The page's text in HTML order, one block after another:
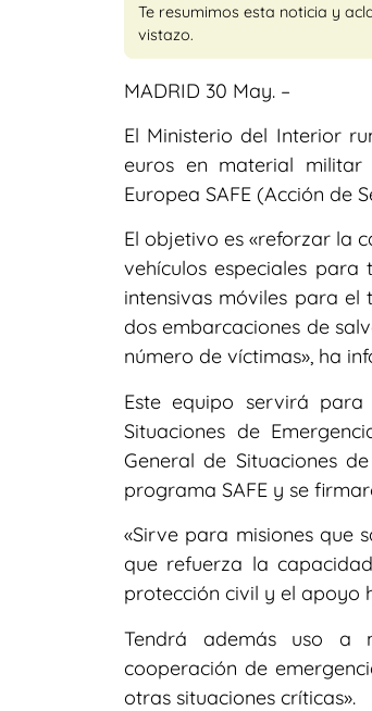
Te resumimos esta noticia y
vistazo.
MADRID 30 May. –
El Ministerio del Interior
euros en material
Europea SAFE (Acción de
El objetivo es «reforzar la
vehículos especiales
intensivas móviles para el
dos embarcaciones de
número de víctimas», ha
Este equipo servirá
Situaciones de
General de Situaciones
programa SAFE y se
«Sirve para misiones que
que refuerza la
protección civil y el apoyo
Tendrá además uso a
cooperación de
otras situaciones críticas».